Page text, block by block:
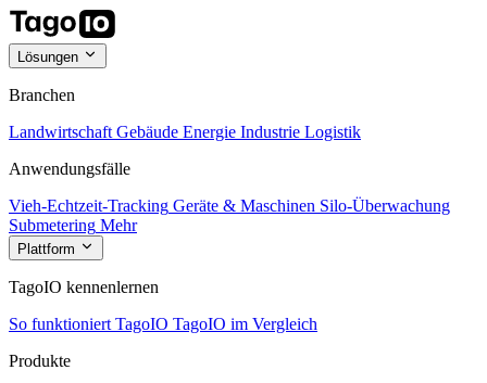
Lösungen
Branchen
Landwirtschaft Gebäude Energie Industrie Logistik
Anwendungsfälle
Vieh-Echtzeit-Tracking Geräte & Maschinen Silo-Überwachung
Submetering Mehr
Plattform
TagoIO kennenlernen
So funktioniert TagoIO TagoIO im Vergleich
Produkte